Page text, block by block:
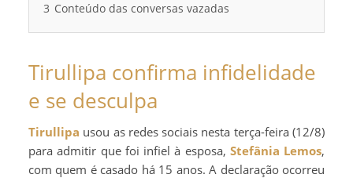
3 Conteúdo das conversas vazadas
Tirullipa confirma infidelidade
e se desculpa
Tirullipa usou as redes sociais nesta terça-feira (12/8)
para admitir que foi infiel à esposa, Stefânia Lemos,
com quem é casado há 15 anos. A declaração ocorreu